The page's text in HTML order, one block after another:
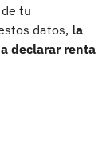
tu
datos, la
declarar renta